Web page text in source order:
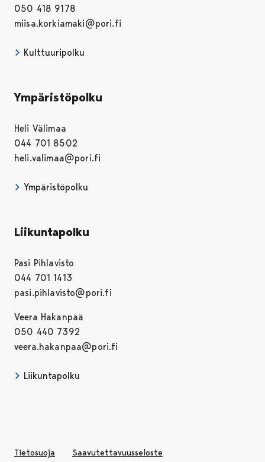
050 418 9178
miisa.korkiamaki@pori.fi
Kulttuuripolku
Ympäristöpolku
Heli Välimaa
044 701 8502
heli.valimaa@pori.fi
Ympäristöpolku
Liikuntapolku
Pasi Pihlavisto
044 701 1413
pasi.pihlavisto@pori.fi
Veera Hakanpää
050 440 7392
veera.hakanpaa@pori.fi
Liikuntapolku
Tietosuoja Avautuu uudessa välilehdessä
Saavutettavuusseloste